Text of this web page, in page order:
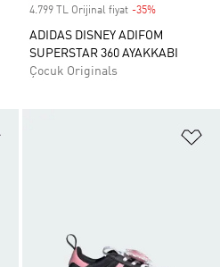
4.799 TL Orijinal fiyat -35%
ADIDAS DISNEY ADIFOM
SUPERSTAR 360 AYAKKABI
Çocuk Originals